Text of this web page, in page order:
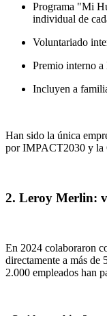
Programa "Mi
individual de
Voluntariado
Premio interno a
Incluyen a
Han sido la única
por IMPACT2030 y la
2. Leroy Merlin:
En 2024 colaboraron
directamente a más de
2.000 empleados han